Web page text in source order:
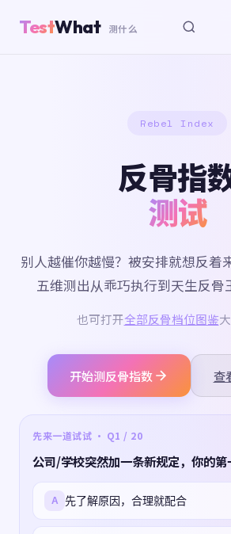
TestWhat 测什么
Rebel Index
反骨指
测试
别人越催你越慢？被安排就想反着
五维测出从乖巧执行到天生反骨
也可打开全部反骨档位图鉴
开始测反骨指数 查
先来一道试试 · Q1 / 20
公司/学校突然加一条新规定，你的第
A 先了解原因，合理就配合